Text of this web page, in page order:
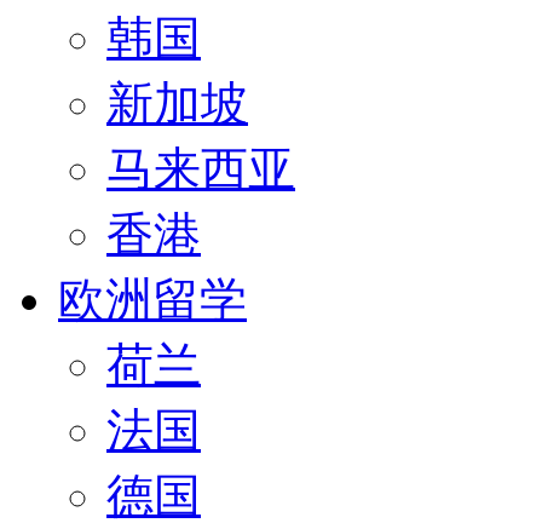
韩国
新加坡
马来西亚
香港
欧洲留学
荷兰
法国
德国